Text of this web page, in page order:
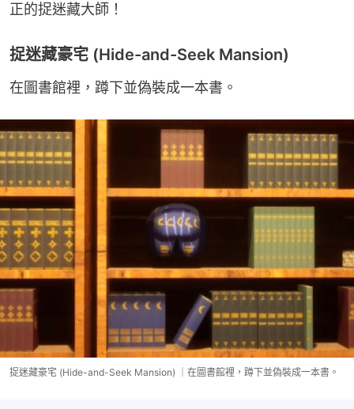
正的捉迷藏大師！
捉迷藏豪宅 (Hide-and-Seek Mansion)
在圖書館裡，蹲下並偽裝成一本書。
捉迷藏豪宅 (Hide-and-Seek Mansion) ｜在圖書館裡，蹲下並偽裝成一本書。